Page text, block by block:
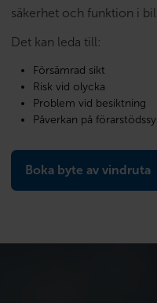
säkerhet och funktion i
Det kan leda till:
Försämrad sikt
Risk vid olycka
Problem vid besiktning
Påverkan på
Boka byte av vindruta